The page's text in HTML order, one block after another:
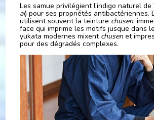
Les samue privilégient l’indigo naturel de
ai) pour ses propriétés antibactériennes.
utilisent souvent la teinture chusen,
face qui imprime les motifs jusque dans
yukata modernes mixent chusenet
pour des dégradés complexes.